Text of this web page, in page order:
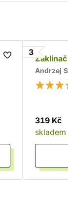
3
Andrzej
319 Kč
skladem